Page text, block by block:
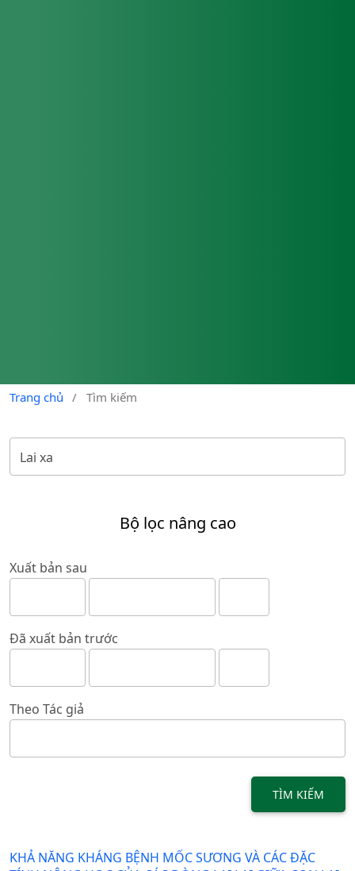
Trang chủ / Tìm kiếm
Bộ lọc nâng cao
Xuất bản sau
Đã xuất bản trước
Theo Tác giả
TÌM KIẾM
KHẢ NĂNG KHÁNG BỆNH MỐC SƯƠNG VÀ CÁC ĐẶC